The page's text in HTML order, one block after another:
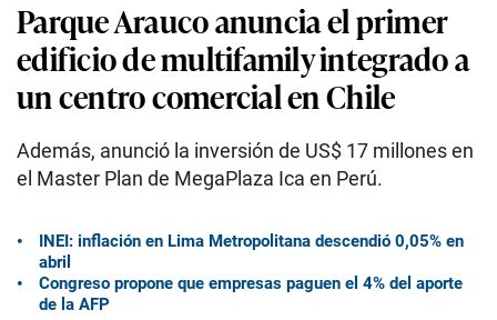
Parque Arauco anuncia el primer
edificio de multifamily integrado a
un centro comercial en Chile
Además, anunció la inversión de US$ 17 millones en
el Master Plan de MegaPlaza Ica en Perú.
INEI: inflación en Lima Metropolitana descendió 0,05% en
abril
Congreso propone que empresas paguen el 4% del aporte
de la AFP